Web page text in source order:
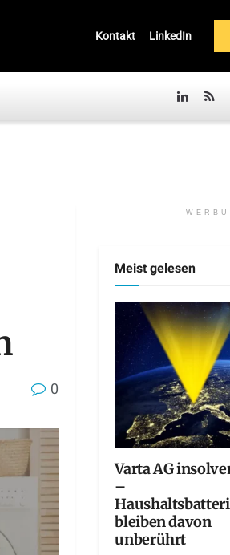
Kontakt LinkedIn
0
Meist gelesen
Varta AG
–
bleiben davon
unberührt